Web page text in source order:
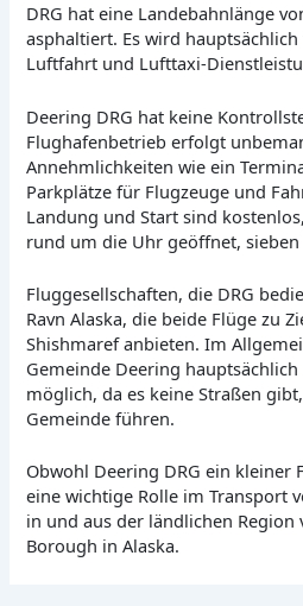
DRG hat eine Landebahnlänge
asphaltiert. Es wird
Luftfahrt und Lufttaxi-
Deering DRG hat keine
Flughafenbetrieb erfolgt
Annehmlichkeiten wie ein
Parkplätze für Flugzeuge und
Landung und Start sind
rund um die Uhr geöffnet, sieben
Fluggesellschaften, die DRG
Ravn Alaska, die beide Flüge zu
Shishmaref anbieten. Im
Gemeinde Deering
möglich, da es keine Straßen
Gemeinde führen.
Obwohl Deering DRG ein kleiner
eine wichtige Rolle im Transport
in und aus der ländlichen Region
Borough in Alaska.